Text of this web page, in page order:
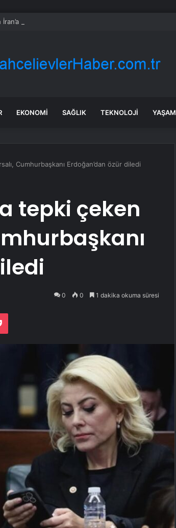
silah satmayacaklarını söyledi
EKONOMI SAĞLIK TEKNOLOJI YAŞAM
Cumhurbaşkanı Erdoğan’dan özür diledi
tepki çeken
0 0 1 dakika okuma süresi
Pocket